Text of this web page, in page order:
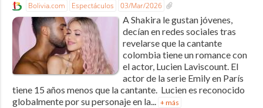
Bolivia.com Espectáculos 03/Mar/2026
A Shakira le gustan jóvenes,
decían en redes sociales tras
revelarse que la cantante
colombia tiene un romance con
el actor, Lucien Laviscount. El
actor de la serie Emily en París
tiene 15 años menos que la cantante. Lucien es reconocido
globalmente por su personaje en la... + más